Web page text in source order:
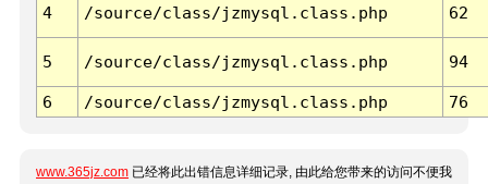
4 /source/class/jzmysql.class.php 62
5 /source/class/jzmysql.class.php 94
6 /source/class/jzmysql.class.php 76
www.365jz.com 已经将此出错信息详细记录, 由此给您带来的访问不便我